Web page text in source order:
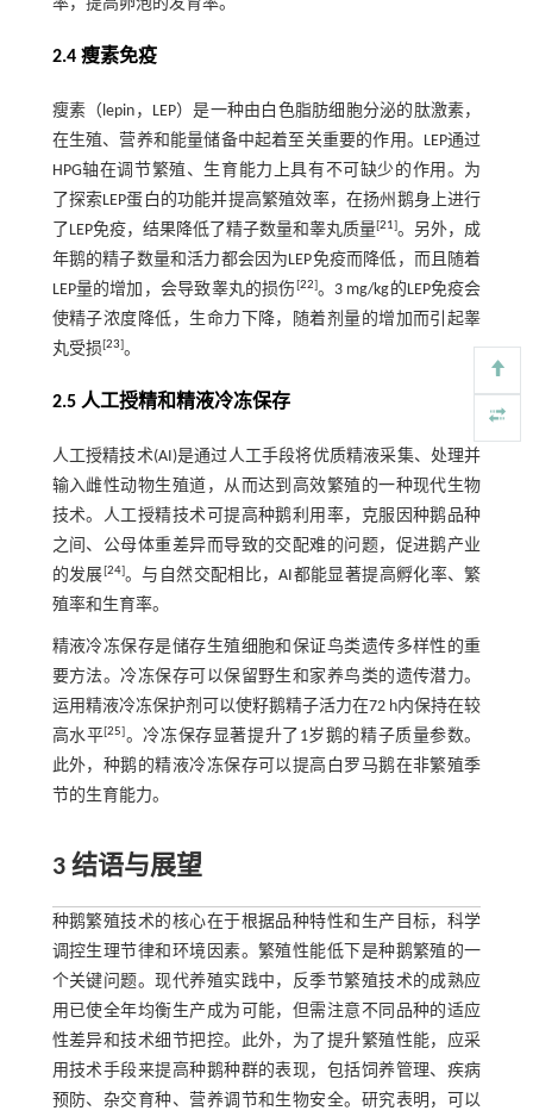
率，提高卵泡的发育率。
2.4 瘦素免疫
瘦素（lepin，LEP）是一种由白色脂肪细胞分泌的肽激素，
在生殖、营养和能量储备中起着至关重要的作用。LEP通过
HPG轴在调节繁殖、生育能力上具有不可缺少的作用。为
了探索LEP蛋白的功能并提高繁殖效率，在扬州鹅身上进行
了LEP免疫，结果降低了精子数量和睾丸质量[21]。另外，成
年鹅的精子数量和活力都会因为LEP免疫而降低，而且随着
LEP量的增加，会导致睾丸的损伤 [22]。3 mg/kg的LEP免疫会
使精子浓度降低，生命力下降，随着剂量的增加而引起睾
丸受损[23]。
2.5 人工授精和精液冷冻保存
人工授精技术(AI)是通过人工手段将优质精液采集、处理并
输入雌性动物生殖道，从而达到高效繁殖的一种现代生物
技术。人工授精技术可提高种鹅利用率，克服因种鹅品种
之间、公母体重差异而导致的交配难的问题，促进鹅产业
的发展[24]。与自然交配相比，AI都能显著提高孵化率、繁
殖率和生育率。
精液冷冻保存是储存生殖细胞和保证鸟类遗传多样性的重
要方法。冷冻保存可以保留野生和家养鸟类的遗传潜力。
运用精液冷冻保护剂可以使籽鹅精子活力在72 h内保持在较
高水平[25]。冷冻保存显著提升了1岁鹅的精子质量参数。
此外，种鹅的精液冷冻保存可以提高白罗马鹅在非繁殖季
节的生育能力。
3 结语与展望
种鹅繁殖技术的核心在于根据品种特性和生产目标，科学
调控生理节律和环境因素。繁殖性能低下是种鹅繁殖的一
个关键问题。现代养殖实践中，反季节繁殖技术的成熟应
用已使全年均衡生产成为可能，但需注意不同品种的适应
性差异和技术细节把控。此外，为了提升繁殖性能，应采
用技术手段来提高种鹅种群的表现，包括饲养管理、疾病
预防、杂交育种、营养调节和生物安全。研究表明，可以